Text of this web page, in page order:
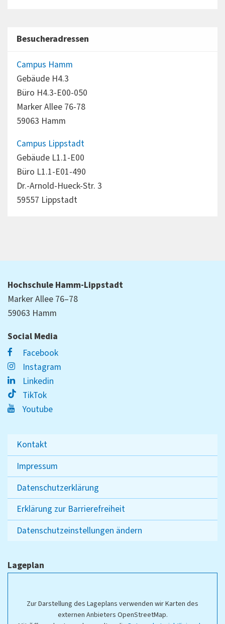
Besucheradressen
Campus Hamm
Gebäude H4.3
Büro H4.3-E00-050
Marker Allee 76-78
59063 Hamm
Campus Lippstadt
Gebäude L1.1-E00
Büro L1.1-E01-490
Dr.-Arnold-Hueck-Str. 3
59557 Lippstadt
Hochschule Hamm-Lippstadt
Marker Allee 76–78
59063 Hamm
Social Media
Facebook
Instagram
Linkedin
TikTok
Youtube
Kontakt
Impressum
Datenschutzerklärung
Erklärung zur Barrierefreiheit
Datenschutzeinstellungen ändern
Lageplan
Zur Darstellung des Lageplans verwenden wir Karten des
externen Anbieters OpenStreetMap.